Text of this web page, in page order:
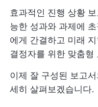
효과적인 진행 상황
능한 성과와 과제에
에게 간결하고 미래
결정자를 위한 맞춤형
이제 잘 구성된 보고
세히 살펴보겠습니다.